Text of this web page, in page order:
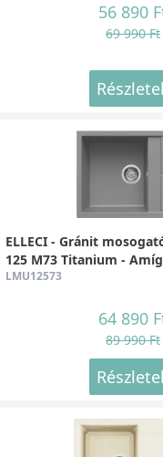
56 890
69 990 Ft
ELLECI - Gránit
125 M73 Titanium -
LMU12573
64 890
89 990 Ft